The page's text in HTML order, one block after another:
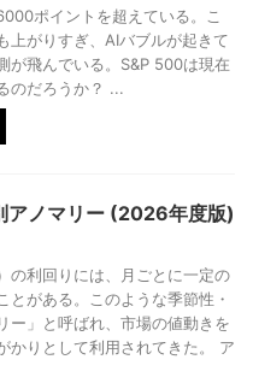
ポイントを超えている。こ
上がりすぎ、AIバブルが起きて
が飛んでいる。S&P 500は現在
のだろうか？ ...
アノマリー (2026年度版)
の利回りには、月ごとに一定の
とがある。このような季節性・
ー」と呼ばれ、市場の値動きを
かりとして利用されてきた。 ア